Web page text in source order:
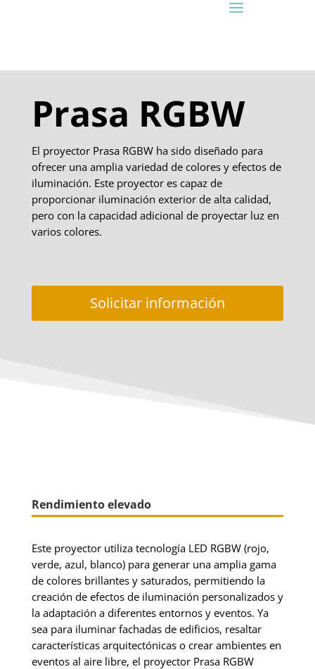
Prasa RGBW
El proyector Prasa RGBW ha sido diseñado para
ofrecer una amplia variedad de colores y efectos de
iluminación. Este proyector es capaz de
proporcionar iluminación exterior de alta calidad,
pero con la capacidad adicional de proyectar luz en
varios colores.
Solicitar información
Rendimiento elevado
Este proyector utiliza tecnología LED RGBW (rojo,
verde, azul, blanco) para generar una amplia gama
de colores brillantes y saturados, permitiendo la
creación de efectos de iluminación personalizados y
la adaptación a diferentes entornos y eventos. Ya
sea para iluminar fachadas de edificios, resaltar
características arquitectónicas o crear ambientes en
eventos al aire libre, el proyector Prasa RGBW